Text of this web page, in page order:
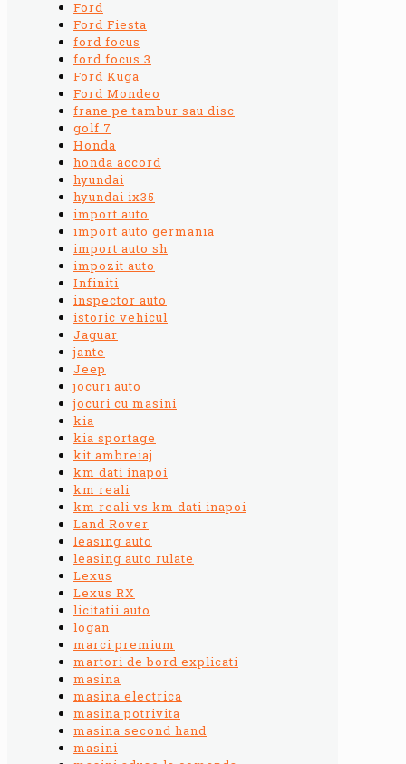
Ford
Ford Fiesta
ford focus
ford focus 3
Ford Kuga
Ford Mondeo
frane pe tambur sau disc
golf 7
Honda
honda accord
hyundai
hyundai ix35
import auto
import auto germania
import auto sh
impozit auto
Infiniti
inspector auto
istoric vehicul
Jaguar
jante
Jeep
jocuri auto
jocuri cu masini
kia
kia sportage
kit ambreiaj
km dati inapoi
km reali
km reali vs km dati inapoi
Land Rover
leasing auto
leasing auto rulate
Lexus
Lexus RX
licitatii auto
logan
marci premium
martori de bord explicati
masina
masina electrica
masina potrivita
masina second hand
masini